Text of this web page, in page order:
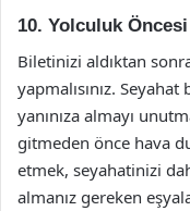
10. Yolculuk Öncesi
Biletinizi aldıktan
yapmalısınız.
yanınıza almayı
gitmeden önce hava
etmek, seyahatinizi
almanız gereken